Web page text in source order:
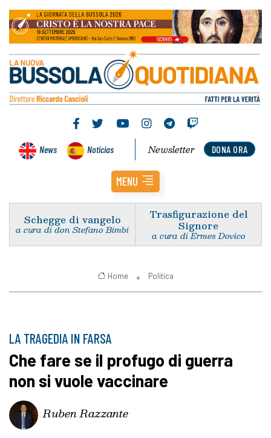
News Noticias DONA ORA
Newsletter
MENU
Schegge di vangelo
a cura di don Stefano Bimbi
Trasfigurazione del
Signore
a cura di Ermes Dovico
Home Politica
LA TRAGEDIA IN FARSA
Che fare se il profugo di guerra
non si vuole vaccinare
Ruben Razzante